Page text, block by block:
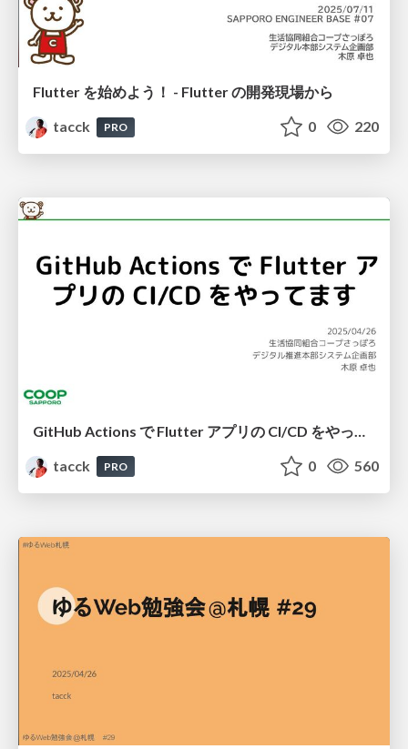
Flutter を始めよう！ - Flutter の開発現場から
tacck
PRO 0 220
tacck
PRO 0 560